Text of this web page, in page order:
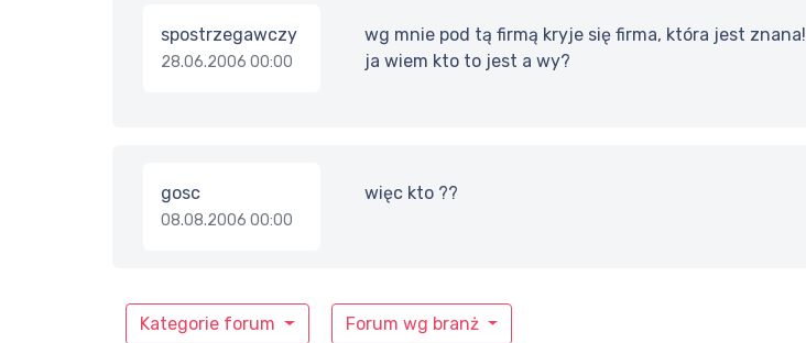
spostrzegawczy
28.06.2006 00:00
wg mnie pod tą firmą kryje się firma, która jest znana!
ja wiem kto to jest a wy?
gosc
08.08.2006 00:00
więc kto ??
Kategorie forum Forum wg branż